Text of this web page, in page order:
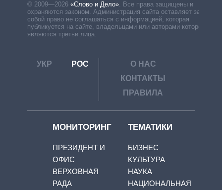
© 2009—2026 «Слово и Дело». Все права защищены и
охраняются законом. Администрация сайта оставляет за
собой право не соглашаться с информацией, которая
публикуется на сайте, владельцами или авторами которой
являются третьи лица.
УКР РОС
О НАС
КОНТАКТЫ
ПРАВИЛА
МОНИТОРИНГ
ПРЕЗИДЕНТ И
ОФИС
ВЕРХОВНАЯ
РАДА
ТЕМАТИКИ
БИЗНЕС
КУЛЬТУРА
НАУКА
НАЦИОНАЛЬНАЯ